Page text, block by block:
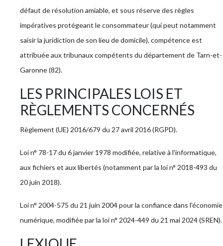
défaut de résolution amiable, et sous réserve des règles
impératives protégeant le consommateur (qui peut notamment
saisir la juridiction de son lieu de domicile), compétence est
attribuée aux tribunaux compétents du département de Tarn-et-
Garonne (82).
LES PRINCIPALES LOIS ET
RÈGLEMENTS CONCERNÉS
Règlement (UE) 2016/679 du 27 avril 2016 (RGPD).
Loi n° 78-17 du 6 janvier 1978 modifiée, relative à l'informatique,
aux fichiers et aux libertés (notamment par la loi n° 2018-493 du
20 juin 2018).
Loi n° 2004-575 du 21 juin 2004 pour la confiance dans l'économie
numérique, modifiée par la loi n° 2024-449 du 21 mai 2024 (SREN).